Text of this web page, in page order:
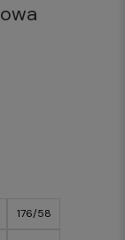
176/58